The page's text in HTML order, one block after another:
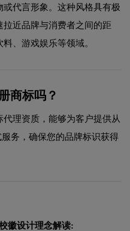
代言形象。这种风格具有极
近品牌与消费者之间的距
、游戏娱乐等领域。
商标吗？
理资质，能够为客户提供从
务，确保您的品牌标识获得
徽设计理念解读: